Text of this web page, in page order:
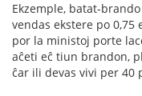
Ekzemple, batat-
vendas ekstere po
por la ministoj porte
aĉeti eĉ tiun brandon,
ĉar ili devas vivi per 40